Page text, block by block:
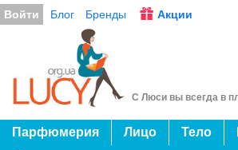
Войти Блог Бренды Акции
С Люси вы всегда в
Парфюмерия Лицо Тело